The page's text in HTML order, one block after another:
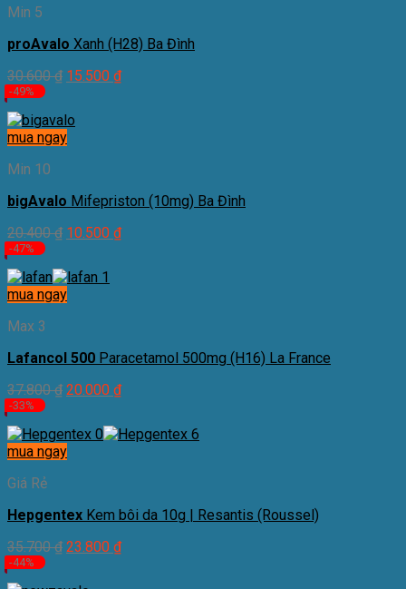
Min 5
proAvalo Xanh (H28) Ba Đình
30.600₫ 15.500 ₫
-49%
mua ngay
Min 10
bigAvalo Mifepriston (10mg) Ba Đình
20.400₫ 10.500 ₫
-47%
mua ngay
Max 3
Lafancol 500 Paracetamol 500mg (H16) La France
37.800₫ 20.000 ₫
-33%
mua ngay
Giá Rẻ
Hepgentex Kem bôi da 10g | Resantis (Roussel)
35.700₫ 23.800 ₫
-44%